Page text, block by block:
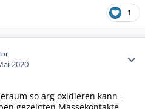
1
2020
so arg oxidieren kann -